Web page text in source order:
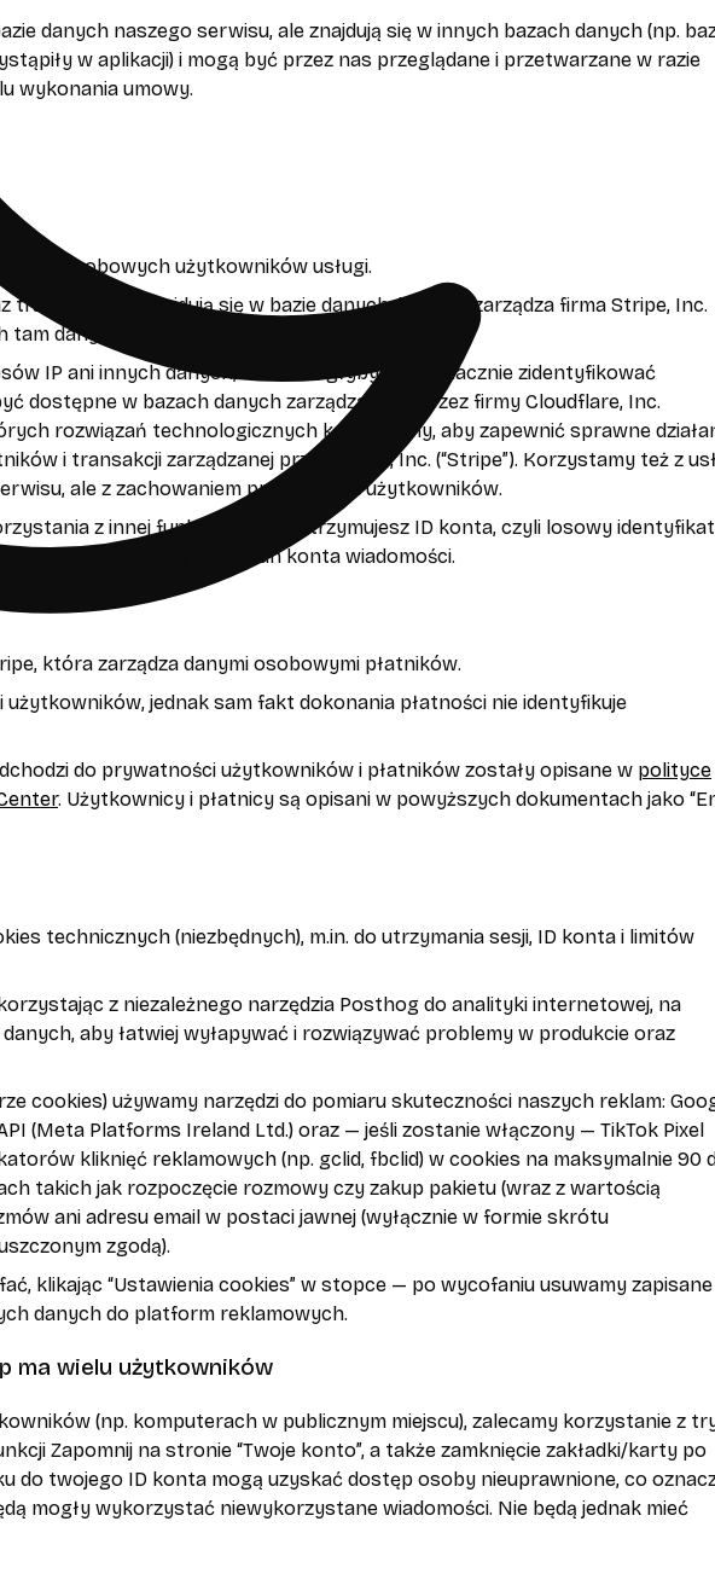
danych naszego serwisu, ale znajdują się w innych bazach danych (np.
w aplikacji) i mogą być przez nas przeglądane i przetwarzane w razie
wykonania umowy.
osobowych użytkowników usługi.
znajdują się w bazie danych, którymi zarządza firma Stripe, Inc.
danych, jeśli jest to konieczne.
IP ani innych danych, które mogłyby jednoznacznie zidentyfikować
dostępne w bazach danych zarządzanych przez firmy Cloudflare, Inc.
rozwiązań technologicznych korzystamy, aby zapewnić sprawne
i transakcji zarządzanej przez Stripe, Inc. (“Stripe”). Korzystamy też z
ale z zachowaniem prywatności użytkowników.
z innej funkcji serwisu otrzymujesz ID konta, czyli losowy
wątku rozmowy oraz stan konta wiadomości.
która zarządza danymi osobowymi płatników.
jednak sam fakt dokonania płatności nie identyfikuje
do prywatności użytkowników i płatników zostały opisane w polityce
. Użytkownicy i płatnicy są opisani w powyższych dokumentach jako
technicznych (niezbędnych), m.in. do utrzymania sesji, ID konta i limitów
z niezależnego narzędzia Posthog do analityki internetowej, na
aby łatwiej wyłapywać i rozwiązywać problemy w produkcie oraz
cookies) używamy narzędzi do pomiaru skuteczności naszych reklam:
(Meta Platforms Ireland Ltd.) oraz — jeśli zostanie włączony — TikTok Pixel
kliknięć reklamowych (np. gclid, fbclid) w cookies na maksymalnie 90
takich jak rozpoczęcie rozmowy czy zakup pakietu (wraz z wartością
ani adresu email w postaci jawnej (wyłącznie w formie skrótu
zgodą).
klikając “Ustawienia cookies” w stopce — po wycofaniu usuwamy zapisane
danych do platform reklamowych.
ma wielu użytkowników
(np. komputerach w publicznym miejscu), zalecamy korzystanie z
Zapomnij na stronie “Twoje konto”, a także zamknięcie zakładki/karty po
do twojego ID konta mogą uzyskać dostęp osoby nieuprawnione, co
mogły wykorzystać niewykorzystane wiadomości. Nie będą jednak mieć